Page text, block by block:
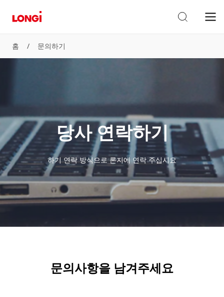
홈 / 문의하기
당사 연락하기
하기 연락 방식으로 론지에 연락 주십시요
문의사항을 남겨주세요